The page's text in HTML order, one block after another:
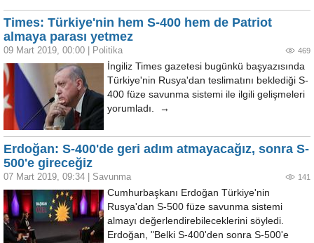
Times: Türkiye'nin hem S-400 hem de Patriot
almaya parası yetmez
09 Mart 2019, 00:00 Politika 469
İngiliz Times gazetesi bugünkü başyazısında
Türkiye'nin Rusya'dan teslimatını beklediği S-
400 füze savunma sistemi ile ilgili gelişmeleri
yorumladı. →
Erdoğan: S-400'de geri adım atmayacağız, sonra S-
500'e gireceğiz
07 Mart 2019, 09:34 Savunma 141
Cumhurbaşkanı Erdoğan Türkiye'nin
Rusya'dan S-500 füze savunma sistemi
almayı değerlendirebileceklerini söyledi.
Erdoğan, "Belki S-400'den sonra S-500'e